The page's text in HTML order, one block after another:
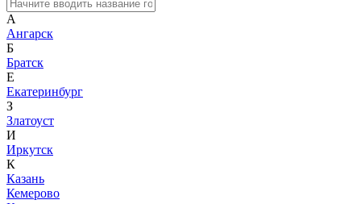
А
Ангарск
Б
Братск
Е
Екатеринбург
З
Златоуст
И
Иркутск
К
Казань
Кемерово